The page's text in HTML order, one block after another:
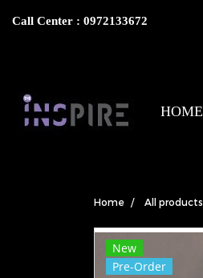
Call Center : 0972133672
HOME
Home All products
New
Pre-Order